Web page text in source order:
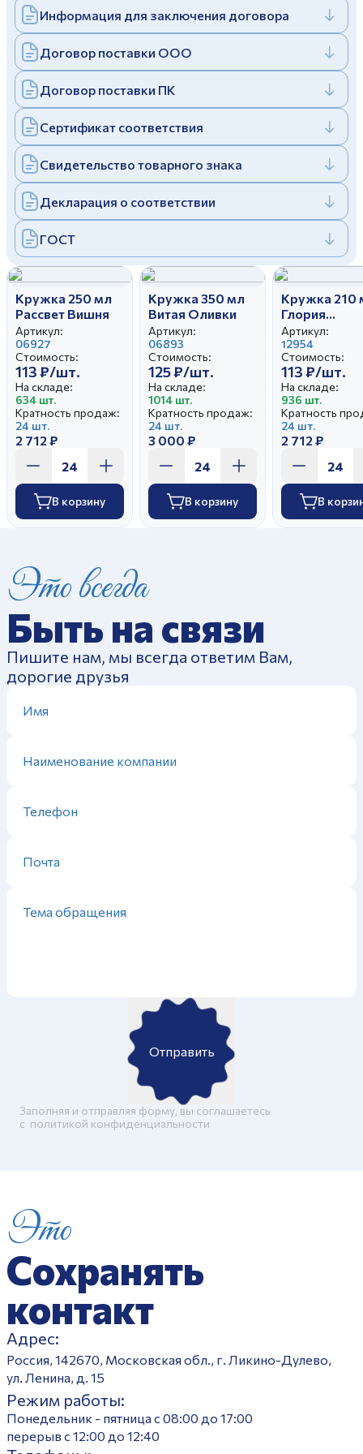
Отправить
Заполняя и отправляя форму, вы соглашаетесь
cполитикой конфиденциальности
Заполняя и отправляя форму, вы соглашаетесь
cполитикой конфиденциальности
Дулевский фарфоровый завод ©
Политика конфиденциальности
Информация для заключения договора
Договор поставки ООО
Договор поставки ПК
Сертификат соответствия
Свидетельство товарного знака
Декларация о соответствии
ГОСТ
Кружка 250 мл
Рассвет Вишня
Артикул:
06927
Стоимость:
113 ₽/шт.
На складе:
634 шт.
Кратность продаж:
24 шт.
2 712 ₽
В корзину
Кружка 350 мл
Витая Оливки
Артикул:
06893
Стоимость:
125 ₽/шт.
На складе:
1014 шт.
Кратность продаж:
24 шт.
3 000 ₽
В корзину
Кружка 210
Глория
Любимые
игрушки
Артикул:
12954
Стоимость:
113 ₽/шт.
На складе:
936 шт.
Кратность
24 шт.
2 712 ₽
В
Это всегда
Быть на связи
Пишите нам, мы всегда ответим Вам,
дорогие друзья
Отправить
Заполняя и отправляя форму, вы соглашаетесь
c политикой конфиденциальности
Это
Сохранять
контакт
Адрес:
Россия, 142670, Московская обл., г. Ликино-Дулево,
ул. Ленина, д. 15
Режим работы:
Понедельник - пятница с 08:00 до 17:00
перерыв с 12:00 до 12:40